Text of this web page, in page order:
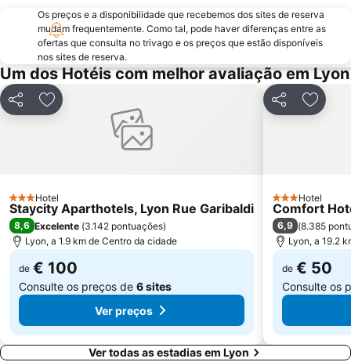
Os preços e a disponibilidade que recebemos dos sites de reserva
mudam frequentemente. Como tal, pode haver diferenças entre as
ofertas que consulta no trivago e os preços que estão disponíveis
nos sites de reserva.
Um dos Hotéis com melhor avaliação em Lyon
PartilharAdicionar aos favoritos
3 Estrelas
Hotel
Staycity Aparthotels, Lyon Rue Garibaldi
8,6 Excelente (3.142 pontuações)
Lyon, a 1.9 km de Centro da cidade
de € 100
Consulte os preços de 6 sites
Ver preços
Partilhar
3 Estrelas
Hotel
Comfort
6,9 (8.385
Lyon, a 19.2
de € 50
Consulte os
Ver todas as estadias em Lyon